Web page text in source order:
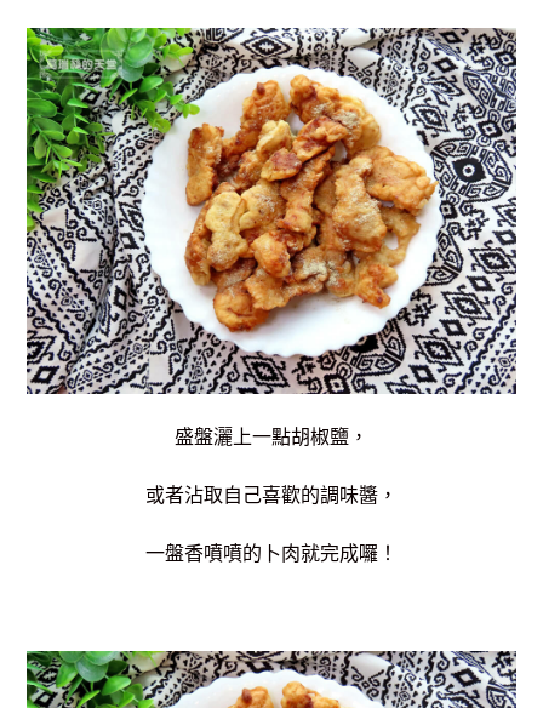
盛盤灑上一點胡椒鹽，
或者沾取自己喜歡的調味醬，
一盤香噴噴的卜肉就完成囉！